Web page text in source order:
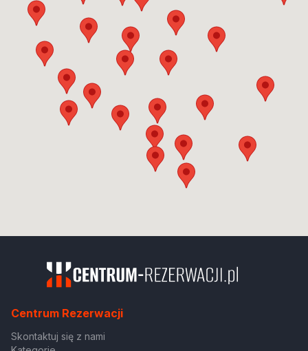
Centrum Rezerwacji
Skontaktuj się z nami